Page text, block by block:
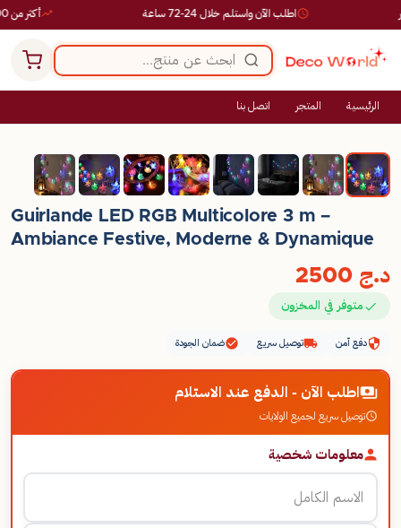
أكثر من 10,000 طلب ناجح اطلب الآن واستلم خلال 24-72 ساعة
الرئيسية المتجر اتصل بنا
Guirlande LED RGB Multicolore 3 m –
Ambiance Festive, Moderne & Dynamique
د.ج
متوفر في المخزون
دفع آمن توصيل سريع ضمان الجودة
اطلب الآن - الدفع عند الاستلام
توصيل سريع لجميع الولايات
معلومات شخصية